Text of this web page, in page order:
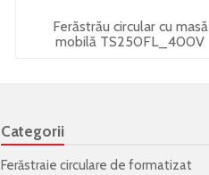
Ferăstrău circular cu masă
mobilă TS250FL_400V
Categorii
Ferăstraie circulare de formatizat